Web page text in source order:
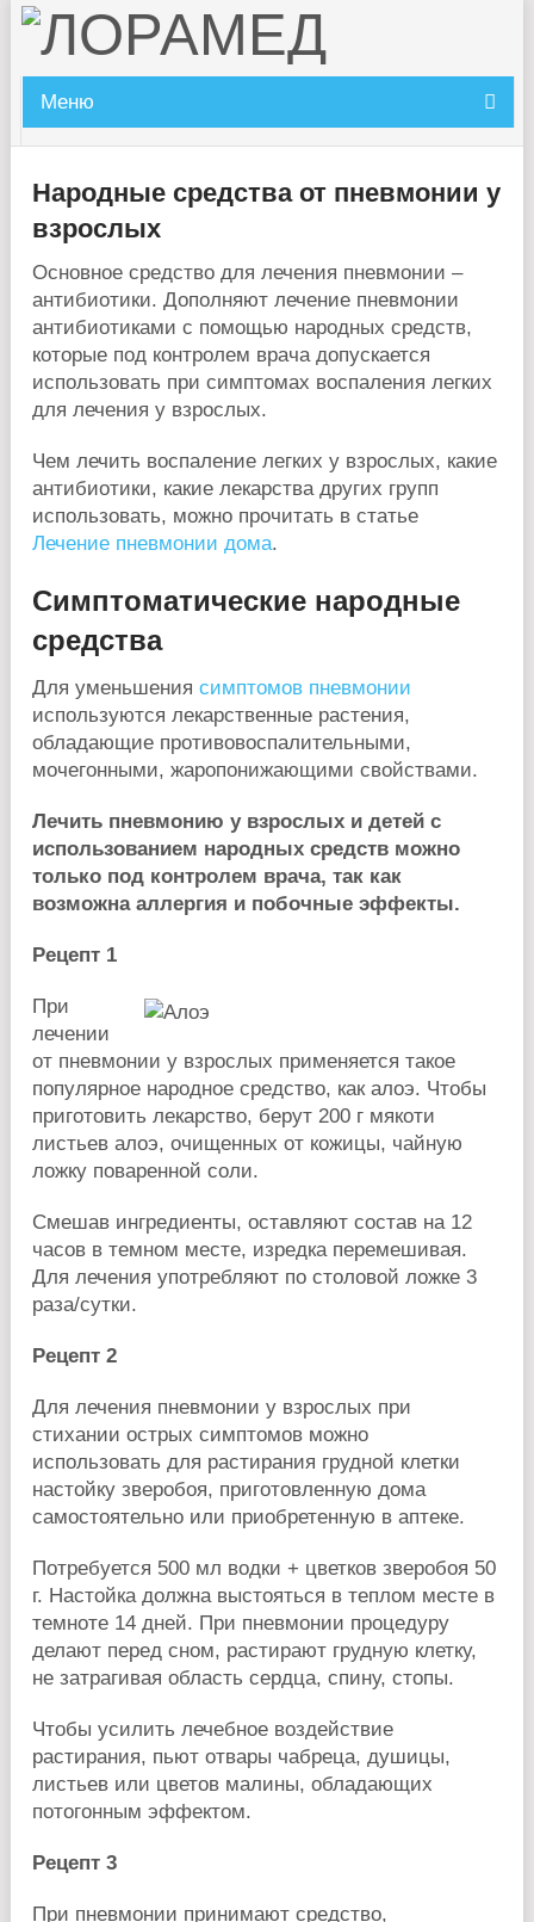
Меню
Народные средства от пневмонии у
взрослых
Основное средство для лечения пневмонии –
антибиотики. Дополняют лечение пневмонии
антибиотиками с помощью народных средств,
которые под контролем врача допускается
использовать при симптомах воспаления легких
для лечения у взрослых.
Чем лечить воспаление легких у взрослых, какие
антибиотики, какие лекарства других групп
использовать, можно прочитать в статье
Лечение пневмонии дома.
Симптоматические народные
средства
Для уменьшения симптомов пневмонии
используются лекарственные растения,
обладающие противовоспалительными,
мочегонными, жаропонижающими свойствами.
Лечить пневмонию у взрослых и детей с
использованием народных средств можно
только под контролем врача, так как
возможна аллергия и побочные эффекты.
Рецепт 1
При
лечении
от пневмонии у взрослых применяется такое
популярное народное средство, как алоэ. Чтобы
приготовить лекарство, берут 200 г мякоти
листьев алоэ, очищенных от кожицы, чайную
ложку поваренной соли.
Смешав ингредиенты, оставляют состав на 12
часов в темном месте, изредка перемешивая.
Для лечения употребляют по столовой ложке 3
раза/сутки.
Рецепт 2
Для лечения пневмонии у взрослых при
стихании острых симптомов можно
использовать для растирания грудной клетки
настойку зверобоя, приготовленную дома
самостоятельно или приобретенную в аптеке.
Потребуется 500 мл водки + цветков зверобоя 50
г. Настойка должна выстояться в теплом месте в
темноте 14 дней. При пневмонии процедуру
делают перед сном, растирают грудную клетку,
не затрагивая область сердца, спину, стопы.
Чтобы усилить лечебное воздействие
растирания, пьют отвары чабреца, душицы,
листьев или цветов малины, обладающих
потогонным эффектом.
Рецепт 3
При пневмонии принимают средство,